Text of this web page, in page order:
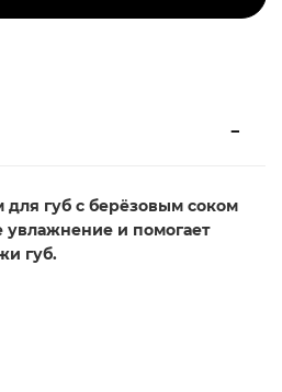
губ с берёзовым соком
увлажнение и помогает
губ.